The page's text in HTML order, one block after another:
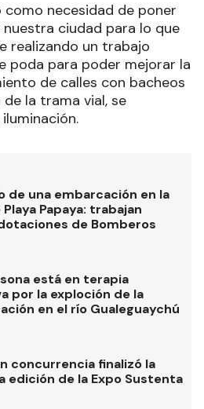
necesidad de poner
ciudad para lo que
realizando un trabajo
poda para poder mejorar la
de calles con bacheos
la trama vial, se
de una embarcación en la
Papaya: trabajan
de Bomberos
está en terapia
por la exploción de la
en el río Gualeguaychú
concurrencia finalizó la
edición de la Expo Sustenta